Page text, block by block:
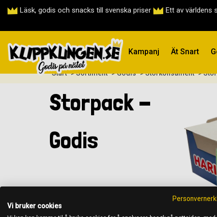
Läsk, godis och snacks till svenska priser Ett av
Kampanj Ät Snart
Start > Sortiment > Godis > Storkonsument >
Storpack -
Godis
Vi bruker cookies